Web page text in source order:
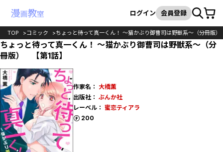
検索
ログイン 会員登録カート
TOP コミック ちょっと待って真一くん！ ～猫かぶり御曹司は野獣系～（分冊版）
ちょっと待って真一くん！ ～猫かぶり御曹司は野獣系～（分
冊版） 【第1話】
作家名： 大橋薫
出版社： ぶんか社
レーベル： 蜜恋ティアラ
200
ポイント